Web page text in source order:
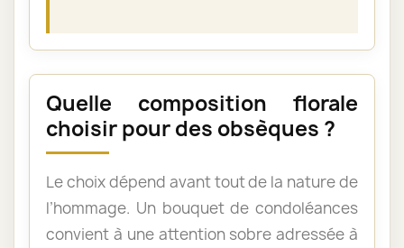
Quelle composition florale
choisir pour des obsèques ?
Le choix dépend avant tout de la nature de
l’hommage. Un bouquet de condoléances
convient à une attention sobre adressée à